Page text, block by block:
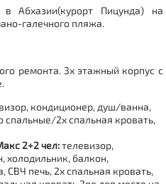
в Абхазии(курорт Пицунда)на
галечного пляжа.
ремонта. 3х этажный корпус с
кондиционер, душ/ванна,
спальные/2х спальная кровать,
2+2 чел:телевизор,
холодильник, балкон,
СВЧ печь, 2х спальная кровать,